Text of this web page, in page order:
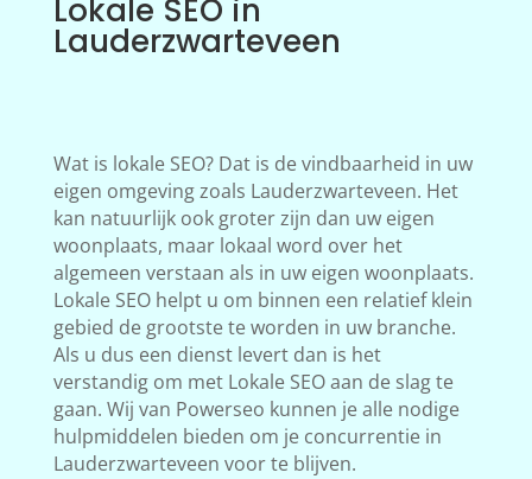
Lokale SEO in
Lauderzwarteveen
Wat is lokale SEO? Dat is de vindbaarheid in uw
eigen omgeving zoals Lauderzwarteveen. Het
kan natuurlijk ook groter zijn dan uw eigen
woonplaats, maar lokaal word over het
algemeen verstaan als in uw eigen woonplaats.
Lokale SEO helpt u om binnen een relatief klein
gebied de grootste te worden in uw branche.
Als u dus een dienst levert dan is het
verstandig om met Lokale SEO aan de slag te
gaan. Wij van Powerseo kunnen je alle nodige
hulpmiddelen bieden om je concurrentie in
Lauderzwarteveen voor te blijven.